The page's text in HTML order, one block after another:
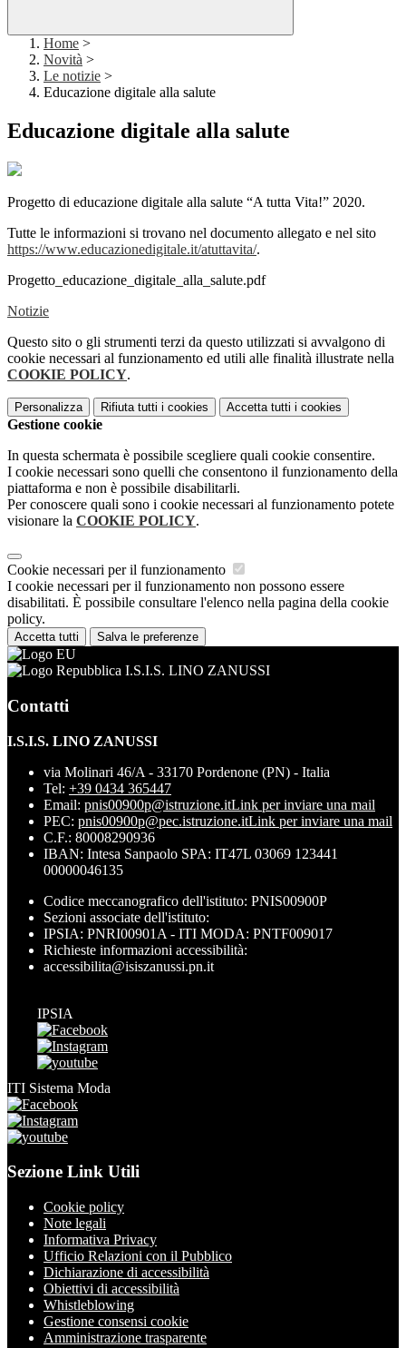
Home >
Novità >
Le notizie >
Educazione digitale alla salute
Educazione digitale alla salute
Progetto di educazione digitale alla salute “A tutta Vita!” 2020.
Tutte le informazioni si trovano nel documento allegato e nel sito
https://www.educazionedigitale.it/atuttavita/.
Progetto_educazione_digitale_alla_salute.pdf
Notizie
Questo sito o gli strumenti terzi da questo utilizzati si avvalgono di
cookie necessari al funzionamento ed utili alle finalità illustrate nella
COOKIE POLICY.
Personalizza Rifiuta tutti i cookies Accetta tutti i cookies
Gestione cookie
In questa schermata è possibile scegliere quali cookie consentire.
I cookie necessari sono quelli che consentono il funzionamento della
piattaforma e non è possibile disabilitarli.
Per conoscere quali sono i cookie necessari al funzionamento potete
visionare la COOKIE POLICY.
Cookie necessari per il funzionamento
I cookie necessari per il funzionamento non possono essere
disabilitati. È possibile consultare l'elenco nella pagina della cookie
policy.
Accetta tutti Salva le preferenze
I.S.I.S. LINO ZANUSSI
Contatti
I.S.I.S. LINO ZANUSSI
via Molinari 46/A - 33170 Pordenone (PN) - Italia
Tel: +39 0434 365447
Email: pnis00900p@istruzione.itLink per inviare una mail
PEC: pnis00900p@pec.istruzione.itLink per inviare una mail
C.F.: 80008290936
IBAN: Intesa Sanpaolo SPA: IT47L 03069 123441
00000046135
Codice meccanografico dell'istituto: PNIS00900P
Sezioni associate dell'istituto:
IPSIA: PNRI00901A - ITI MODA: PNTF009017
Richieste informazioni accessibilità:
accessibilita@isiszanussi.pn.it
IPSIA
ITI Sistema Moda
Sezione Link Utili
Cookie policy
Note legali
Informativa Privacy
Ufficio Relazioni con il Pubblico
Dichiarazione di accessibilità
Obiettivi di accessibilità
Whistleblowing
Gestione consensi cookie
Amministrazione trasparente